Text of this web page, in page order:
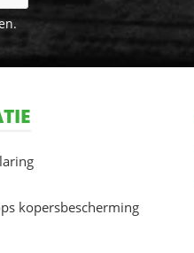
kopersbescherming